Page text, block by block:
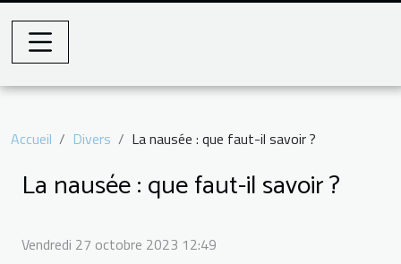
Accueil Divers La nausée : que faut-il savoir ?
La nausée : que faut-il savoir ?
Vendredi 27 octobre 2023 12:49